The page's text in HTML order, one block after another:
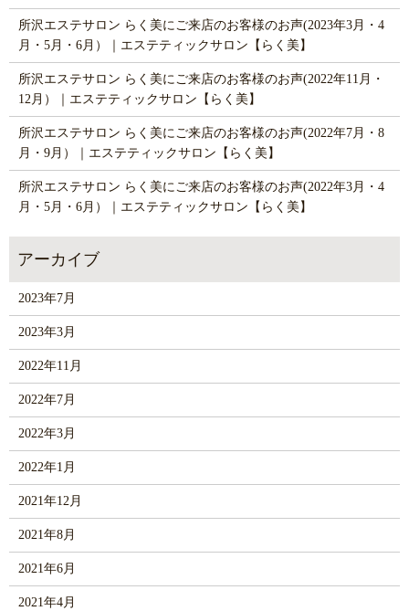
所沢エステサロン らく美にご来店のお客様のお声(2023年3月・4
月・5月・6月）｜エステティックサロン【らく美】
所沢エステサロン らく美にご来店のお客様のお声(2022年11月・
12月）｜エステティックサロン【らく美】
所沢エステサロン らく美にご来店のお客様のお声(2022年7月・8
月・9月）｜エステティックサロン【らく美】
所沢エステサロン らく美にご来店のお客様のお声(2022年3月・4
月・5月・6月）｜エステティックサロン【らく美】
2023年7月
2023年3月
2022年11月
2022年7月
2022年3月
2022年1月
2021年12月
2021年8月
2021年6月
2021年4月